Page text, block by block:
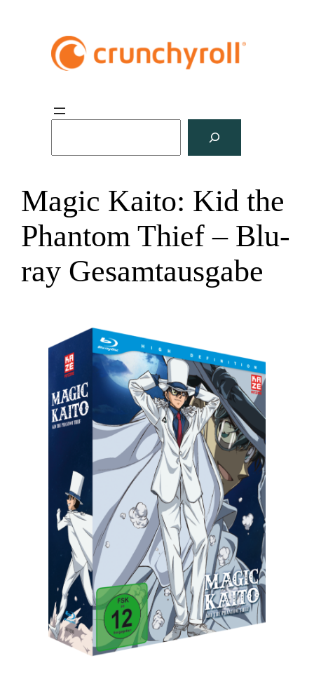
e
Magic Kaito: Kid the
Phantom Thief – Blu-
ray Gesamtausgabe